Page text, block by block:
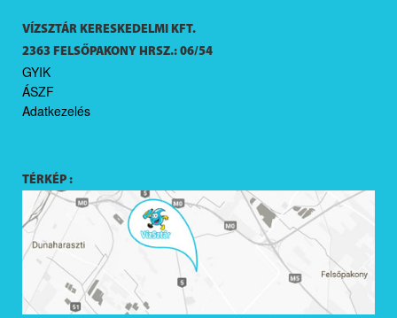
VÍZSZTÁR KERESKEDELMI KFT.
2363 FELSŐPAKONY HRSZ.: 06/54
GYIK
ÁSZF
Adatkezelés
TÉRKÉP :